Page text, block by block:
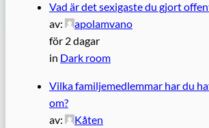
Vad är det sexigaste du gjort
av:
apolamvano
för 2 dagar
in Dark room
Vilka familjemedlemmar har du
om?
av:
Kåten